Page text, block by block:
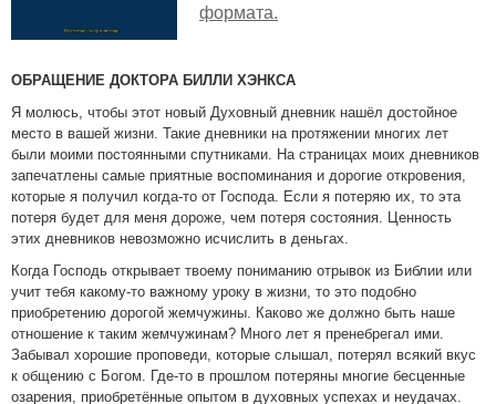
формата.
ОБРАЩЕНИЕ ДОКТОРА БИЛЛИ ХЭНКСА
Я молюсь, чтобы этот новый Духовный дневник нашёл достойное
место в вашей жизни. Такие дневники на протяжении многих лет
были моими постоянными спутниками. На страницах моих дневников
запечатлены самые приятные воспоминания и дорогие откровения,
которые я получил когда-то от Господа. Если я потеряю их, то эта
потеря будет для меня дороже, чем потеря состояния. Ценность
этих дневников невозможно исчислить в деньгах.
Когда Господь открывает твоему пониманию отрывок из Библии или
учит тебя какому-то важному уроку в жизни, то это подобно
приобретению дорогой жемчужины. Каково же должно быть наше
отношение к таким жемчужинам? Много лет я пренебрегал ими.
Забывал хорошие проповеди, которые слышал, потерял всякий вкус
к общению с Богом. Где-то в прошлом потеряны многие бесценные
озарения, приобретённые опытом в духовных успехах и неудачах.